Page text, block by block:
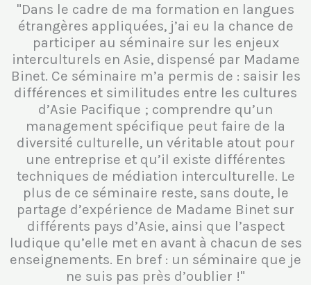
"Dans le cadre de ma formation en langues
étrangères appliquées, j’ai eu la chance de
participer au séminaire sur les enjeux
interculturels en Asie, dispensé par Madame
Binet. Ce séminaire m’a permis de : saisir les
différences et similitudes entre les cultures
d’Asie Pacifique ; comprendre qu’un
management spécifique peut faire de la
diversité culturelle, un véritable atout pour
une entreprise et qu’il existe différentes
techniques de médiation interculturelle. Le
plus de ce séminaire reste, sans doute, le
partage d’expérience de Madame Binet sur
différents pays d’Asie, ainsi que l’aspect
ludique qu’elle met en avant à chacun de ses
enseignements. En bref : un séminaire que je
ne suis pas près d’oublier !"